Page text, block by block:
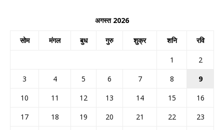
अगस्त 2026
सोम मंगल बुध गुरु शुक्र शनि रवि
1
2
3
4 5 6 7 8
9
10
11 12 13 14 15
16
17
18 19 20 21 22
23